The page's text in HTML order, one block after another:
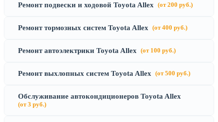
Ремонт подвески и ходовой Toyota Allex (от 200 руб.)
Ремонт тормозных систем Toyota Allex (от 400 руб.)
Ремонт автоэлектрики Toyota Allex (от 100 руб.)
Ремонт выхлопных систем Toyota Allex (от 500 руб.)
Обслуживание автокондиционеров Toyota Allex
(от 3 руб.)